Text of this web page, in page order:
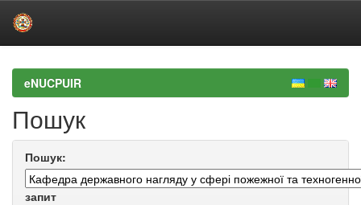
navigationeNUCPUIR
Пошук
Пошук:
запит